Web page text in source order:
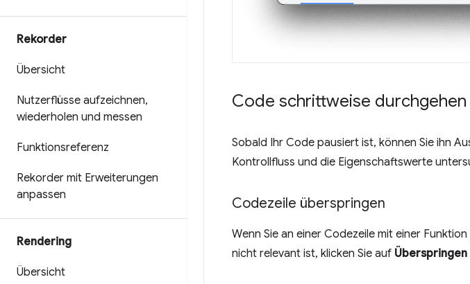
Rekorder
Übersicht
Nutzerflüsse aufzeichnen,
wiederholen und messen
Funktionsreferenz
Rekorder mit Erweiterungen
anpassen
Rendering
Übersicht
Code schrittweise durchgehen
Sobald Ihr Code pausiert ist, können Sie ihn
Kontrollfluss und die Eigenschaftswerte
Codezeile überspringen
Wenn Sie an einer Codezeile mit einer
nicht relevant ist, klicken Sie auf Überspringen